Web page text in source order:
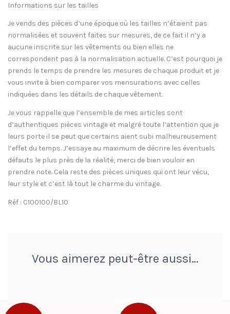
Informations sur les tailles
Je vends des pièces d’une époque où les tailles n’étaient pas
normalisées et souvent faites sur mesures, de ce fait il n’y a
aucune inscrite sur les vêtements ou bien elles ne
correspondent pas à la normalisation actuelle. C’est pourquoi je
prends le temps de prendre les mesures de chaque produit et je
vous invite à bien comparer vos mensurations avec celles
indiquées dans les détails de chaque vêtement.
Je vous rappelle que l’ensemble de mes articles sont
d’authentiques pièces vintage et malgré toute l’attention que je
leurs porte il se peut que certains aient subi malheureusement
l’effet du temps. J’essaye au maximum de décrire les éventuels
défauts le plus près de la réalité, merci de bien vouloir en
prendre note. Cela reste des pièces uniques qui ont leur vécu,
leur style et c’est là tout le charme du vintage.
Réf : C100100/BL10
Vous aimerez peut-être aussi…